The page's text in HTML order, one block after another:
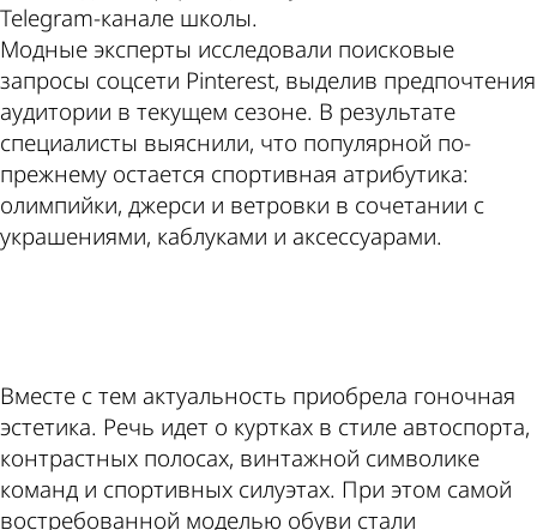
Telegram-канале школы.
Модные эксперты исследовали поисковые
запросы соцсети Pinterest, выделив предпочтения
аудитории в текущем сезоне. В результате
специалисты выяснили, что популярной по-
прежнему остается спортивная атрибутика:
олимпийки, джерси и ветровки в сочетании с
украшениями, каблуками и аксессуарами.
Вместе с тем актуальность приобрела гоночная
эстетика. Речь идет о куртках в стиле автоспорта,
контрастных полосах, винтажной символике
команд и спортивных силуэтах. При этом самой
востребованной моделью обуви стали